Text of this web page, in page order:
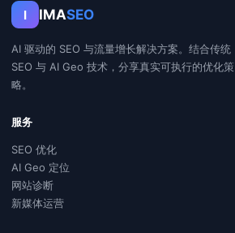
I IMASEO
AI 驱动的 SEO 与流量增长解决方案。结合传统
SEO 与 AI Geo 技术，分享真实可执行的优化策
略。
服务
SEO 优化
AI Geo 定位
网站诊断
新媒体运营